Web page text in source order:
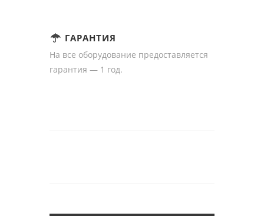
ГАРАНТИЯ
На все оборудование предоставляется
гарантия — 1 год.